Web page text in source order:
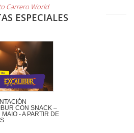
Carrero World
ESPECIALES
CON SNACK –
MAIO - A PARTIR DE